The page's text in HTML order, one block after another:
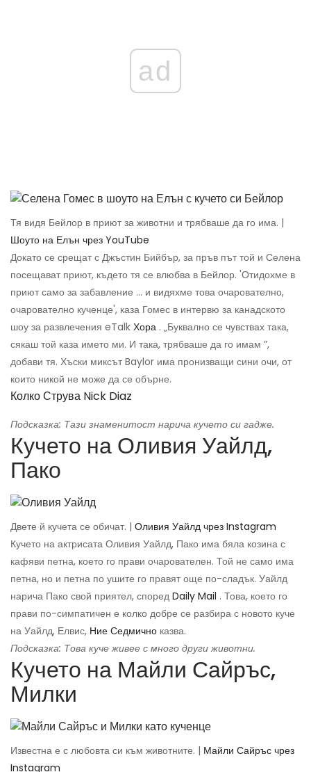
ad
Тя видя Бейлор в приют за животни и трябваше да го има. |
Шоуто на Елън чрез YouTube
Докато се срещат с Джъстин Бийбър, за пръв път той и Селена
посещават приют, където тя се влюбва в Бейлор. 'Отидохме в
приют само за забавление ... и видяхме това очарователно,
очарователно кученце', каза Гомес в интервю за канадското
шоу за развлечения eTalk Хора . „Буквално се чувствах така,
сякаш той каза името ми. И така, трябваше да го имам ”,
добави тя. Хъски миксът Baylor има пронизващи сини очи, от
които никой не може да се обърне.
Колко Струва Nick Diaz
Подсказка: Тази знаменитост нарича кучето си гадже.
Кучето на Оливия Уайлд,
Пако
Двете й кучета се обичат. | Оливия Уайлд чрез Instagram
Кучето на актрисата Оливия Уайлд, Пако има бяла козина с
кафяви петна, което го прави очарователен. Той не само има
петна, но и петна по ушите го правят още по-сладък. Уайлд
нарича Пако свой приятел, според Daily Mail . Това, което го
прави по-симпатичен е колко добре се разбира с новото куче
на Уайлд, Елвис, Ние Седмично казва.
Подсказка: Това куче живее с много други животни.
Кучето на Майли Сайръс,
Милки
Известна е с любовта си към животните. | Майли Сайръс чрез
Instagram